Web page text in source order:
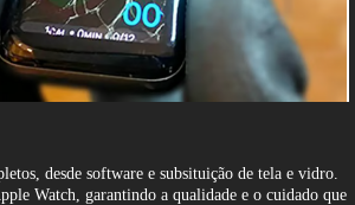
desde software e subsituição de tela e vidro.
Watch, garantindo a qualidade e o cuidado que